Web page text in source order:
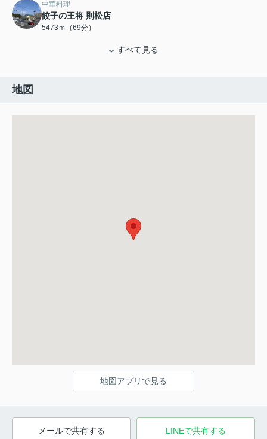
中華料理
餃子の王将 則松店
5473ｍ（69分）
すべて見る
地図
地図アプリで見る
メールで共有する LINEで共有する